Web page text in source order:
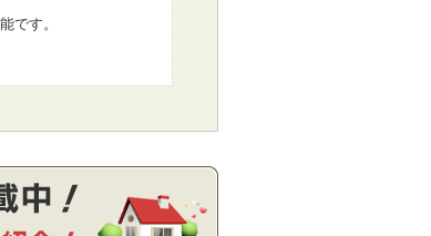
です。